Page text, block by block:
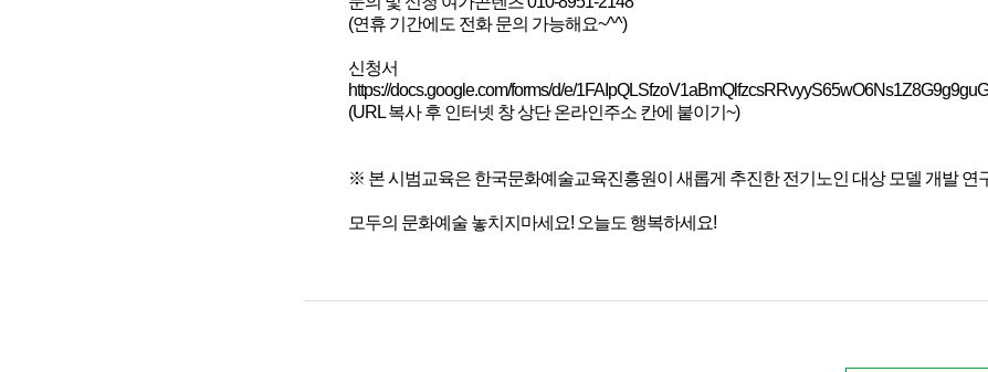
(연휴 기간에도 전화 문의 가능해요~^^)
신청서
https://docs.google.com/forms/d/e/
(URL 복사 후 인터넷 창 상단 온라인주소 칸에 붙이기~)
※ 본 시범교육은 한국문화예술교육진흥원이 새롭게 추진한 전기노인 대상 모델 개발 연
모두의 문화예술 놓치지마세요! 오늘도 행복하세요!